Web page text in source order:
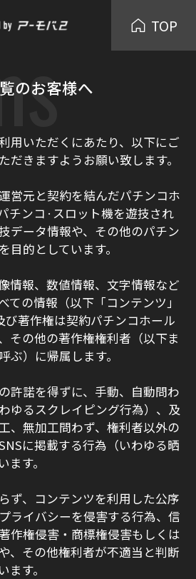
TOP
のお客様へ
用いただくにあたり、以下にご
だきますようお願い致します。
営元と契約を結んだパチンコホ
チンコ·スロット機を遊技され
データ情報や、その他のパチン
目的としています。
情報、数値情報、文字情報など
ての情報（以下「コンテンツ」
び著作権は契約パチンコホール
その他の著作権権利者（以下ま
ぶ）に帰属します。
許諾を得ずに、手動、自動問わ
ゆるスクレイピング行為）、及
、無加工問わず、権利者以外の
に掲載する行為（いわゆる晒
ます。
ず、コンテンツを利用した公序
ライバシーを侵害する行為、信
作権侵害・商標権侵害もしくは
、その他権利者が不適当と判断
す。